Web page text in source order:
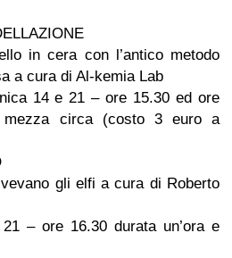
in cera con l’antico metodo
a cura di Al-kemia Lab
14 e 21 – ore 15.30 ed ore
mezza circa (costo 3 euro a
gli elfi a cura di Roberto
– ore 16.30 durata un’ora e